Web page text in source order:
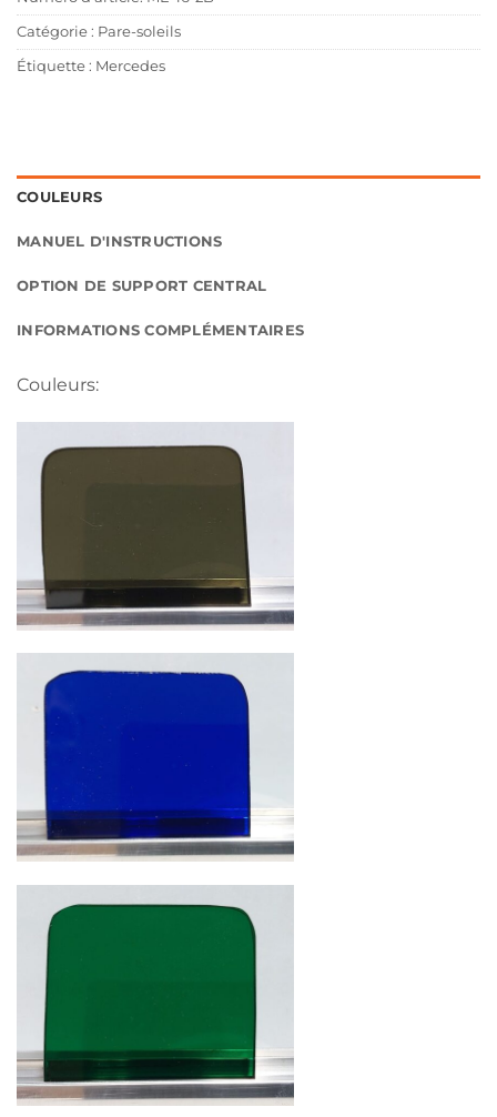
Catégorie : Pare-soleils
Étiquette : Mercedes
COULEURS
MANUEL D'INSTRUCTIONS
OPTION DE SUPPORT CENTRAL
INFORMATIONS COMPLÉMENTAIRES
Couleurs: